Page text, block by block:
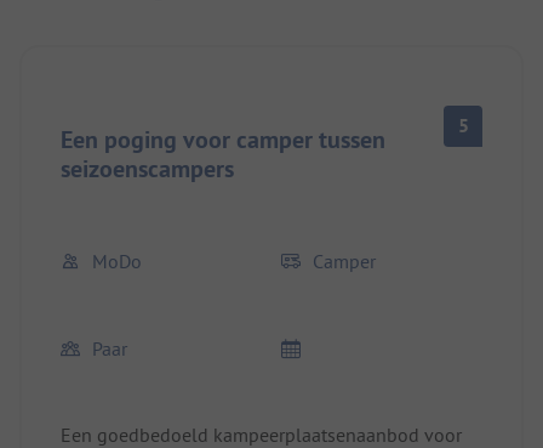
Een poging voor camper tussen
seizoenscampers
5
MoDo Camper
Paar
Een goedbedoeld kampeerplaatsenaanbod voor